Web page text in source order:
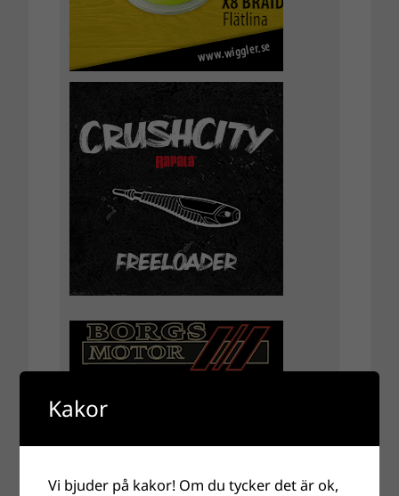
Kakor
Vi bjuder på kakor! Om du tycker det är ok,